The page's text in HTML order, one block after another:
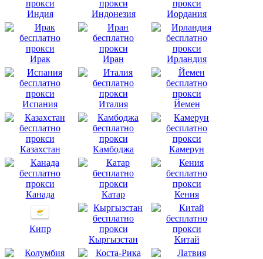
Индия Индонезия Иордания
Ирак Иран Ирландия
Испания Италия Йемен
Казахстан Камбоджа Камерун
Канада Катар Кения
Кипр
Кыргызстан
Китай